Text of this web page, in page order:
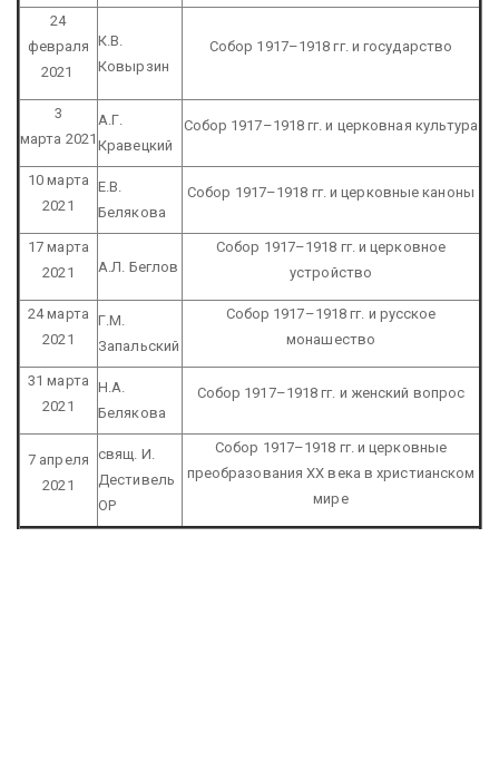
24
февраля
2021
К.В.
Ковырзин
Собор 1917–1918 гг. и государство
3
марта 2021
А.Г.
Кравецкий
Собор 1917–1918 гг. и церковная культура
10 марта
2021
Е.В.
Белякова
Собор 1917–1918 гг. и церковные каноны
17 марта
2021
А.Л. Беглов
Собор 1917–1918 гг. и церковное
устройство
24 марта
2021
Г.М.
Запальский
Собор 1917–1918 гг. и русское
монашество
31 марта
2021
Н.А.
Белякова
Собор 1917–1918 гг. и женский вопрос
7 апреля
2021
свящ. И.
Дестивель
OP
Собор 1917–1918 гг. и церковные
преобразования XX века в христианском
мире